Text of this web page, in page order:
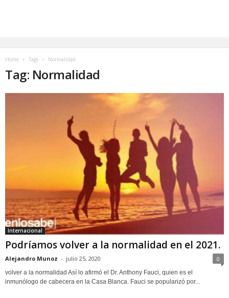
Home Tags Normalidad
Tag: Normalidad
Internacional
Podríamos volver a la normalidad en el 2021.
Alejandro Munoz - julio 25, 2020 0
volver a la normalidad Así lo afirmó el Dr. Anthony Fauci, quien es el
inmunólogo de cabecera en la Casa Blanca. Fauci se popularizó por...